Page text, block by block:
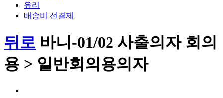
유리
배송비 선결제
뒤로 바니-01/02 사출의자 회의
용 > 일반회의용의자